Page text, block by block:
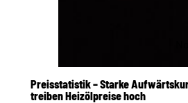
Preisstatistik – Starke
treiben Heizölpreise hoch